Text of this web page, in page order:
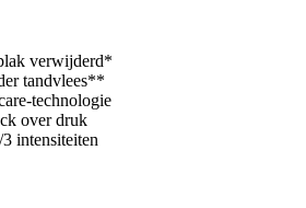
verwijderd*
tandvlees**
technologie
over druk
intensiteiten